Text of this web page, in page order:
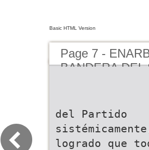
Basic HTML Version
Page 7 -
BANDERA
PAÍS
del Partido
logrado que